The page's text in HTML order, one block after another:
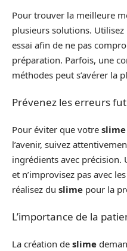
Pour trouver la meilleure
plusieurs solutions. Utilisez
essai afin de ne pas
préparation. Parfois, une
méthodes peut s’avérer la
Prévenez les erreurs
Pour éviter que votre slime
l’avenir, suivez
ingrédients avec précision.
et n’improvisez pas avec
réalisez du slime pour la
L’importance de la
La création de slime